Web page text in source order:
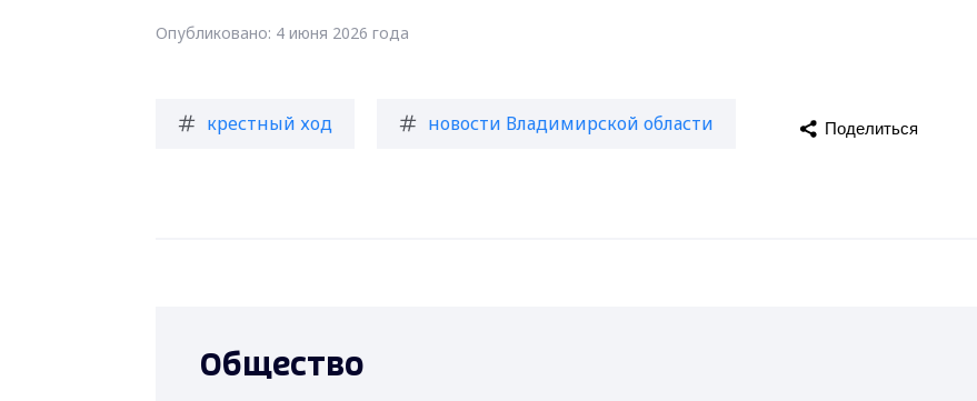
Опубликовано: 4 июня 2026 года
крестный ход новости Владимирской области Поделиться
Общество